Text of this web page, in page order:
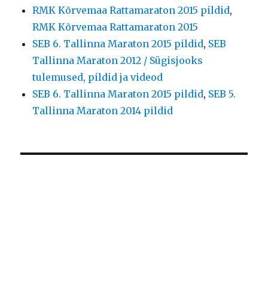
RMK Kõrvemaa Rattamaraton 2015 pildid,
RMK Kõrvemaa Rattamaraton 2015
SEB 6. Tallinna Maraton 2015 pildid, SEB
Tallinna Maraton 2012 / Sügisjooks
tulemused, pildid ja videod
SEB 6. Tallinna Maraton 2015 pildid, SEB 5.
Tallinna Maraton 2014 pildid